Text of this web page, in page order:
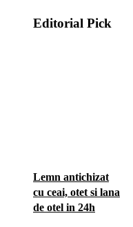
Editorial Pick
Lemn antichizat
cu ceai, otet si lana
de otel in 24h